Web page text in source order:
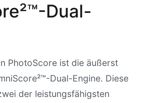
Dual-
PhotoScore ist die äußerst
Dual-Engine. Diese
der leistungsfähigsten